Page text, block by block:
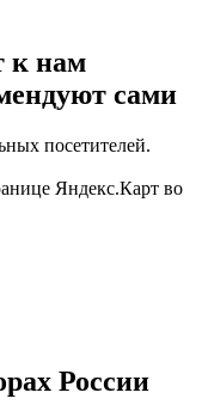
к нам
сами
посетителей.
Яндекс.Карт во
России